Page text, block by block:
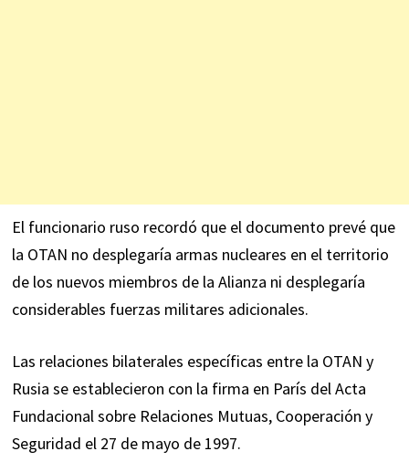
El funcionario ruso recordó que el documento prevé que
la OTAN no desplegaría armas nucleares en el territorio
de los nuevos miembros de la Alianza ni desplegaría
considerables fuerzas militares adicionales.
Las relaciones bilaterales específicas entre la OTAN y
Rusia se establecieron con la firma en París del Acta
Fundacional sobre Relaciones Mutuas, Cooperación y
Seguridad el 27 de mayo de 1997.